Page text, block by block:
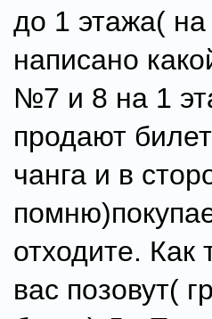
до 1 этажа(
написано
№7 и 8 на 1
продают
чанга и в
отходите. Как
вас позовут(